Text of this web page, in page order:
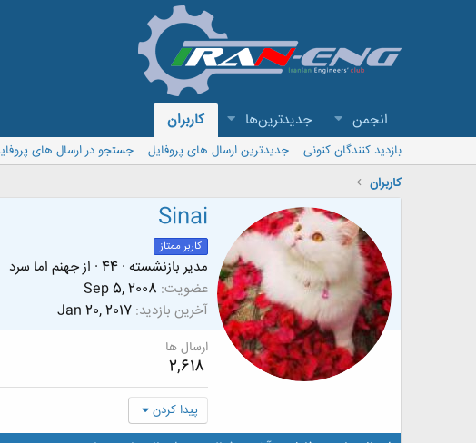
انجمن جدیدترین‌ها کاربران
بازدید کنندگان کنونی جدیدترین ارسال های پروفایل
جستجو در ارسال های
کاربران
Sinai
کاربر ممتاز
مدیر بازنشسته ·
· ازجهنم اما سرد
عضویت Sep 5, 2008
آخرین بازدید Jan 20, 2017
ارسال ها
2,618
پیدا کردن